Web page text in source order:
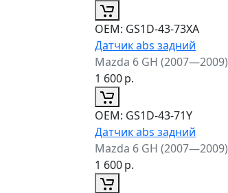
ОЕМ: GS1D-43-73XA
Датчик abs задний
Mazda 6 GH (2007—2009)
1 600р.
ОЕМ: GS1D-43-71Y
Датчик abs задний
Mazda 6 GH (2007—2009)
1 600р.